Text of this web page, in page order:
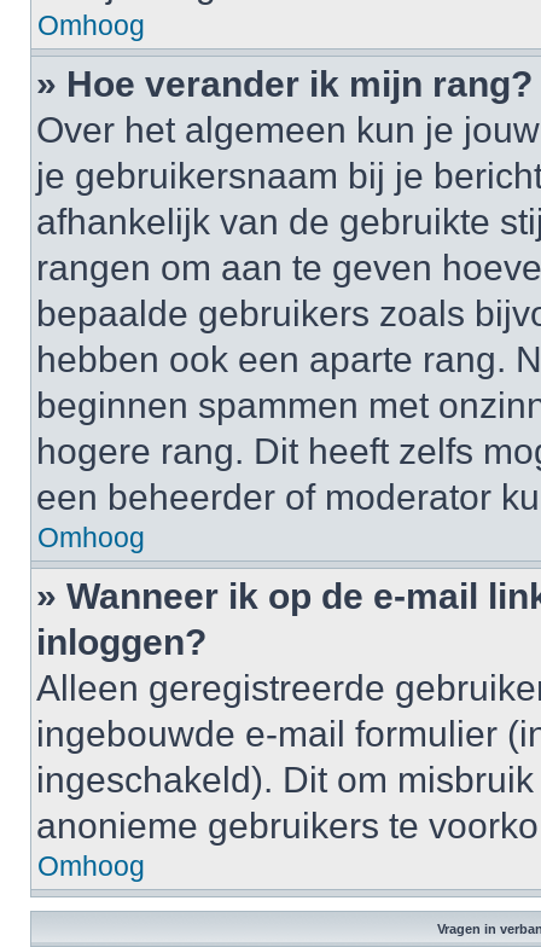
Omhoog
» Hoe verander ik mijn rang?
Over het algemeen kun je
je gebruikersnaam bij je
afhankelijk van de gebruikte
rangen om aan te geven
bepaalde gebruikers zoals
hebben ook een aparte rang.
beginnen spammen met
hogere rang. Dit heeft zelfs
een beheerder of moderator
Omhoog
» Wanneer ik op de e-mail
inloggen?
Alleen geregistreerde
ingebouwde e-mail formulier
ingeschakeld). Dit om
anonieme gebruikers te
Omhoog
Vragen in